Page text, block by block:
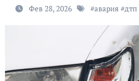
Фев 28, 2026 #авария#дтп